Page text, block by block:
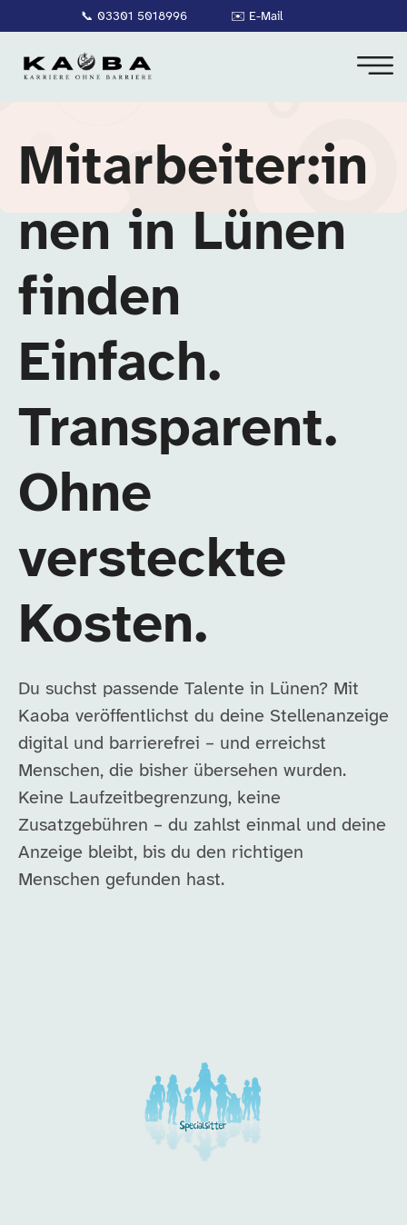
📞 03301 5018996 ✉️ E-Mail
Mitarbeiter:in
nen in Lünen
finden
Einfach.
Transparent.
Ohne
versteckte
Kosten.
Du suchst passende Talente in Lünen? Mit
Kaoba veröffentlichst du deine Stellenanzeige
digital und barrierefrei – und erreichst
Menschen, die bisher übersehen wurden.
Keine Laufzeitbegrenzung, keine
Zusatzgebühren – du zahlst einmal und deine
Anzeige bleibt, bis du den richtigen
Menschen gefunden hast.
Unsere Arbeitgeber in